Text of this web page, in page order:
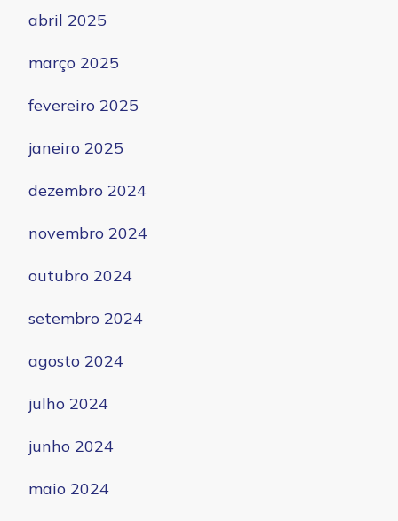
abril 2025
março 2025
fevereiro 2025
janeiro 2025
dezembro 2024
novembro 2024
outubro 2024
setembro 2024
agosto 2024
julho 2024
junho 2024
maio 2024